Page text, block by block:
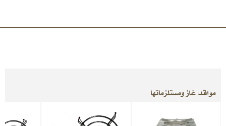
مواقد غاز ومستلزماتها